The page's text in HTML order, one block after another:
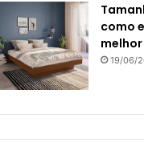
como
19/06/